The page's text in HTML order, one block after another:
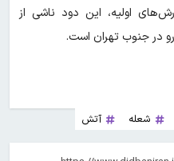
اولیه، این دود ناشی از
در جنوب تهران است.
شعله آتش